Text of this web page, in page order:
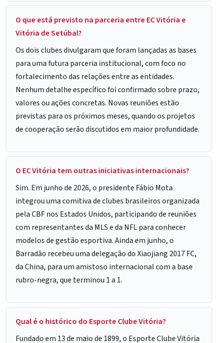
O que está previsto na parceria entre EC Vitória e
Vitória de Setúbal?
Os dois clubes divulgaram que foram lançadas as bases
para uma futura parceria institucional, com foco no
fortalecimento das relações entre as entidades.
Nenhum detalhe específico foi confirmado sobre prazo,
valores ou ações concretas. Novas reuniões estão
previstas para os próximos meses, quando os projetos
de cooperação serão discutidos em maior profundidade.
O EC Vitória tem outras iniciativas internacionais?
Sim. Em junho de 2026, o presidente Fábio Mota
integrou uma comitiva de clubes brasileiros organizada
pela CBF nos Estados Unidos, participando de reuniões
com representantes da MLS e da NFL para conhecer
modelos de gestão esportiva. Ainda em junho, o
Barradão recebeu uma delegação do Xiaojiang 2017 FC,
da China, para um amistoso internacional com a base
rubro-negra, que terminou 1 a 1.
Qual é o histórico do Esporte Clube Vitória?
Fundado em 13 de maio de 1899, o Esporte Clube Vitória